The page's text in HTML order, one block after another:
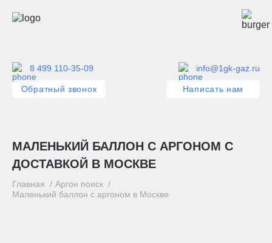
8 499 110-35-09
Обратный звонок
info@1gk-gaz.ru
Написать нам
МАЛЕНЬКИЙ БАЛЛОН С АРГОНОМ С
ДОСТАВКОЙ В МОСКВЕ
Главная
Аргон поиск
Маленький баллон с аргоном в Москве